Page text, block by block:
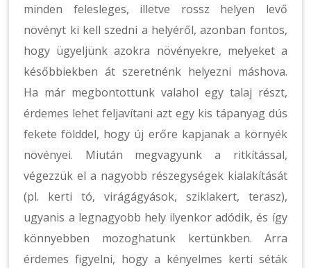
minden felesleges, illetve rossz helyen levő
növényt ki kell szedni a helyéről, azonban fontos,
hogy ügyeljünk azokra növényekre, melyeket a
későbbiekben át szeretnénk helyezni máshova.
Ha már megbontottunk valahol egy talaj részt,
érdemes lehet feljavítani azt egy kis tápanyag dús
fekete földdel, hogy új erőre kapjanak a környék
növényei. Miután megvagyunk a ritkítással,
végezzük el a nagyobb részegységek kialakítását
(pl. kerti tó, virágágyások, sziklakert, terasz),
ugyanis a legnagyobb hely ilyenkor adódik, és így
könnyebben mozoghatunk kertünkben. Arra
érdemes figyelni, hogy a kényelmes kerti séták